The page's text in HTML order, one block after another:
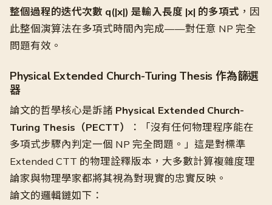
整個過程的迭代次數 q(|x|) 是輸入長度 |x| 的多項式 ，因
此整個演算法在多項式時間內完成——對任意 NP 完全
問題有效。
Physical Extended Church-Turing Thesis 作為篩選
器
論文的哲學核心是訴諸 Physical Extended Church-
Turing Thesis（PECTT）
：「沒有任何物理程序能在
多項式步驟內判定一個 NP 完全問題。」這是對標準
Extended CTT 的物理詮釋版本，大多數計算複雜度理
論家與物理學家都將其視為對現實的忠實反映。
論文的邏輯鏈如下：